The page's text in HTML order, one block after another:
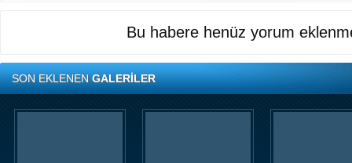
Bu habere henüz yorum
SON EKLENENGALERİLER